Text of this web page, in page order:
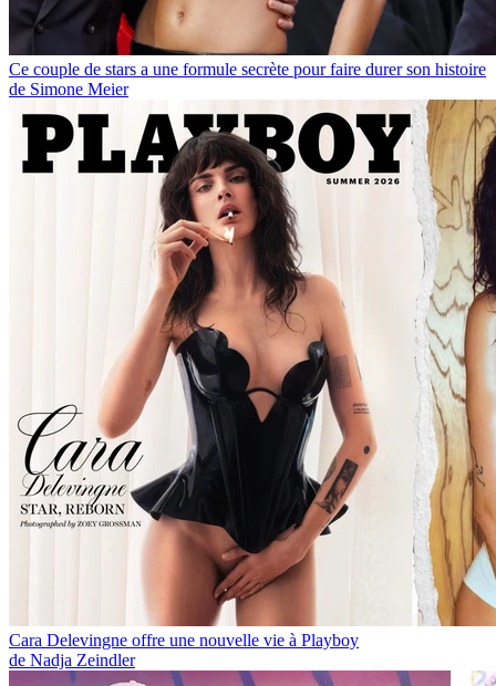
Ce couple de stars a une formule secrète pour faire durer son histoire
de Simone Meier
Cara Delevingne offre une nouvelle vie à Playboy
de Nadja Zeindler